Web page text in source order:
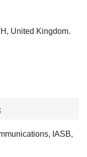
United Kingdom.
IASB,